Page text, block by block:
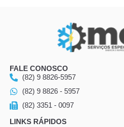
FALE CONOSCO
(82) 9 8826-5957
(82) 9 8826 - 5957
(82) 3351 - 0097
LINKS RÁPIDOS